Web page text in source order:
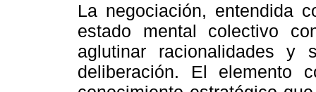
La negociación, entendida
estado mental colectivo
aglutinar racionalidades y
deliberación. El elemento